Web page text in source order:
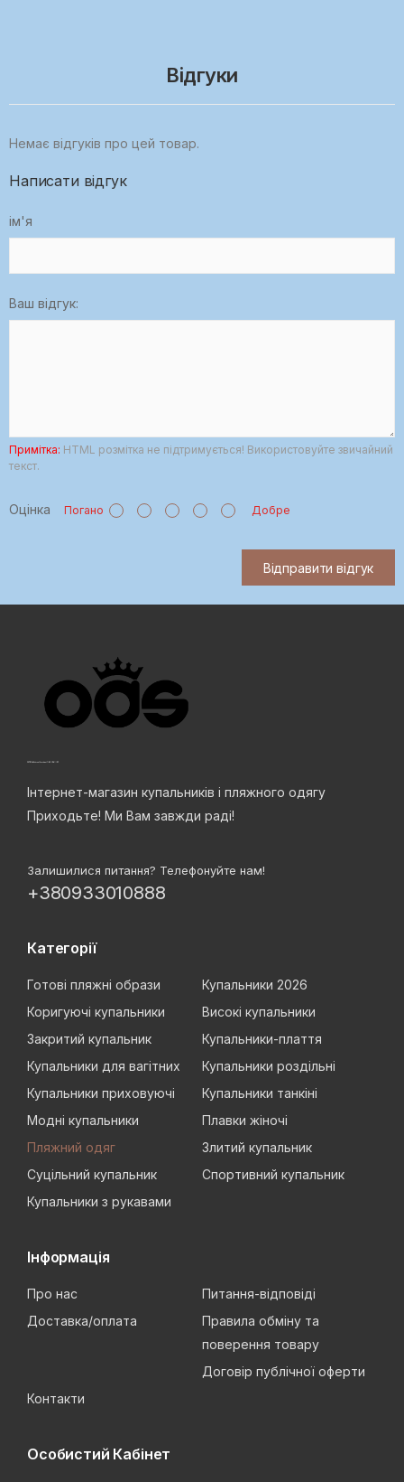
Відгуки
Немає відгуків про цей товар.
Написати відгук
ім'я
Ваш відгук:
Примітка: HTML розмітка не підтримується! Використовуйте звичайний
текст.
Оцінка Погано Добре
Відправити відгук
Інтернет-магазин купальників і пляжного одягу
Приходьте! Ми Вам завжди раді!
Залишилися питання? Телефонуйте нам!
+380933010888
Категорії
Готові пляжні образи
Купальники 2026
Коригуючі купальники
Високі купальники
Закритий купальник
Купальники-плаття
Купальники для вагітних
Купальники роздільні
Купальники приховуючі
Купальники танкіні
Модні купальники
Плавки жіночі
Пляжний одяг
Злитий купальник
Суцільний купальник
Спортивний купальник
Купальники з рукавами
Інформація
Про нас
Питання-відповіді
Доставка/оплата
Правила обміну та
поверення товару
Договір публічної оферти
Контакти
Особистий Кабінет